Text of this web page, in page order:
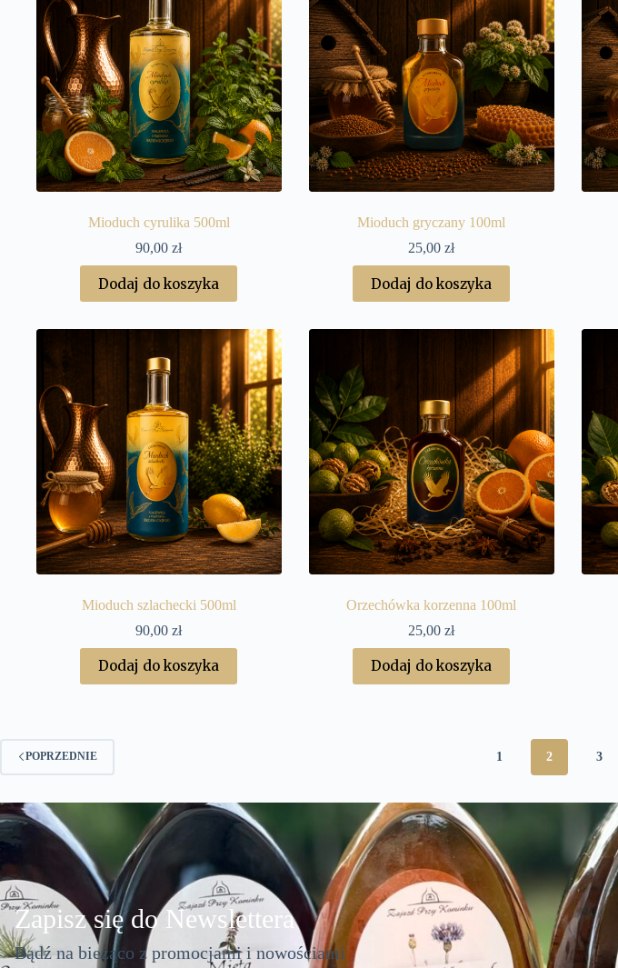
Mioduch cyrulika 500ml
90,00zł
Dodaj do koszyka
Mioduch gryczany 100ml
25,00zł
Dodaj do koszyka
Mioduch szlachecki 500ml
90,00zł
Dodaj do koszyka
Orzechówka korzenna 100ml
25,00zł
Dodaj do koszyka
POPRZEDNIE 1 2 3
Zapisz się do Newslettera
Bądź na bieżąco z promocjami i nowościami